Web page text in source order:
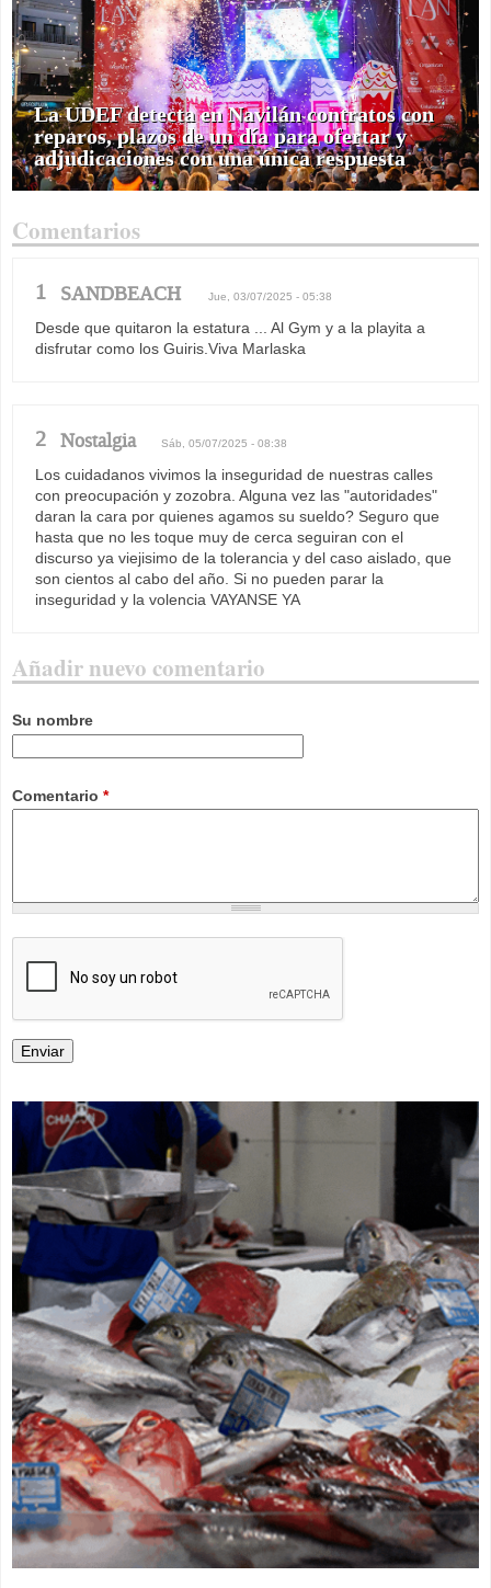
La UDEF detecta en Navilán contratos con
reparos, plazos de un día para ofertar y
adjudicaciones con una única respuesta
Comentarios
1 SANDBEACH Jue, 03/07/2025 - 05:38
Desde que quitaron la estatura ... Al Gym y a la playita a
disfrutar como los Guiris.Viva Marlaska
2 Nostalgia Sáb, 05/07/2025 - 08:38
Los cuidadanos vivimos la inseguridad de nuestras calles
con preocupación y zozobra. Alguna vez las "autoridades"
daran la cara por quienes agamos su sueldo? Seguro que
hasta que no les toque muy de cerca seguiran con el
discurso ya viejisimo de la tolerancia y del caso aislado, que
son cientos al cabo del año. Si no pueden parar la
inseguridad y la volencia VAYANSE YA
Añadir nuevo comentario
Su nombre
Comentario *